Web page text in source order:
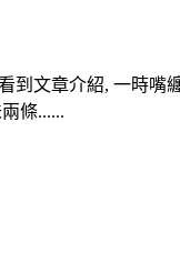
到文章介紹, 一時嘴
條......